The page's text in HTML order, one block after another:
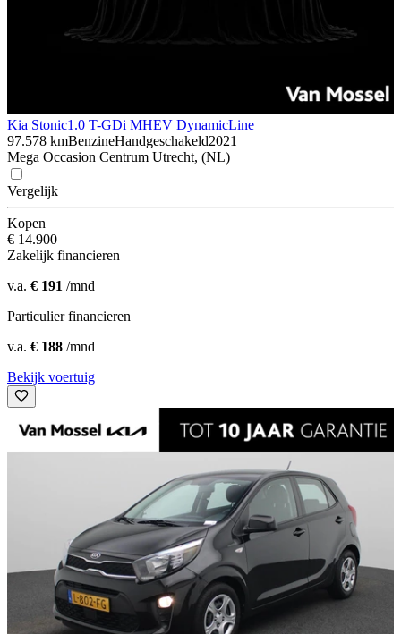
Kia Stonic1.0 T-GDi MHEV DynamicLine
97.578 kmBenzineHandgeschakeld2021
Mega Occasion Centrum Utrecht, (NL)
Vergelijk
Kopen
€ 14.900
Zakelijk financieren
v.a. € 191 /mnd
Particulier financieren
v.a. € 188 /mnd
Bekijk voertuig